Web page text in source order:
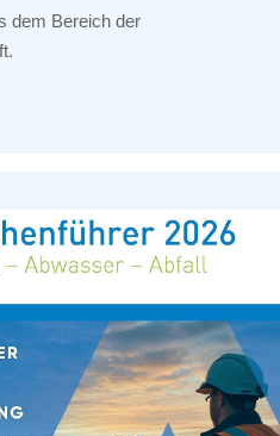
dem Bereich der